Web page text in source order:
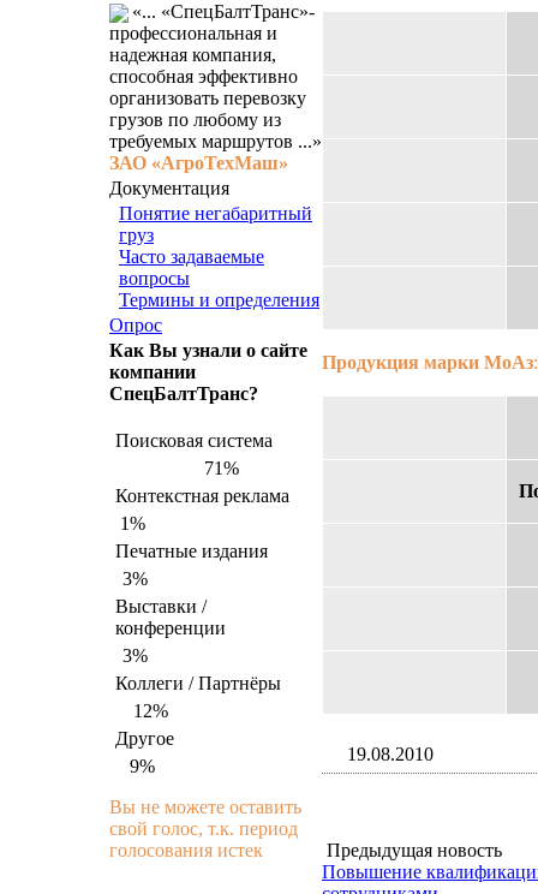
«... «СпецБалтТранс»-
профессиональная и
надежная компания,
способная эффективно
организовать перевозку
грузов по любому из
требуемых маршрутов ...»
ЗАО «АгроТехМаш»
Документация
Понятие негабаритный
груз
Часто задаваемые
вопросы
Термины и определения
Опрос
Как Вы узнали о сайте
компании
СпецБалтТранс?
Поисковая система
71%
Контекстная реклама
1%
Печатные издания
3%
Выставки /
конференции
3%
Коллеги / Партнёры
12%
Другое
9%
Вы не можете оставить
свой голос, т.к. период
голосования истек
Продукция марки МоАз:
19.08.2010
Предыдущая новость
Повышение